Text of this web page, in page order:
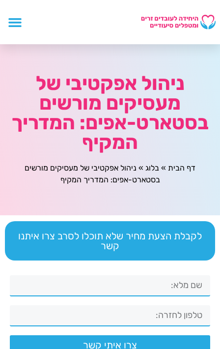
ניהול אפקטיבי של
מעסיקים מורשים
בסטארט-אפים: המדריך
המקיף
דף הבית » בלוג » ניהול אפקטיבי של מעסיקים מורשים
בסטארט-אפים: המדריך המקיף
לקבלת הצעת מחיר שלא תוכלו לסרב צרו איתנו
קשר
צרו איתי קשר